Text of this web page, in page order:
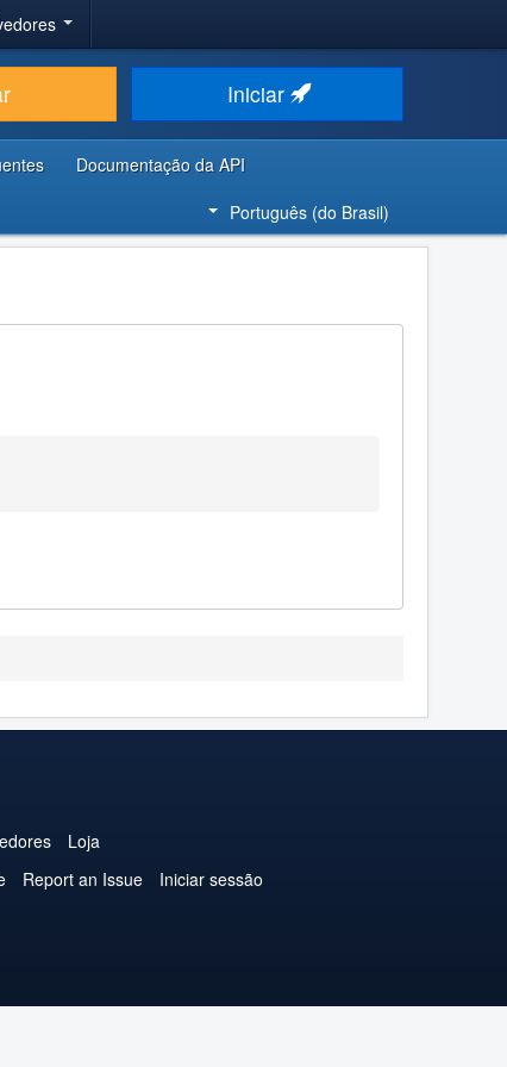
Iniciar
Documentação da API
Português (do Brasil)
Loja
Report an Issue
Iniciar sessão